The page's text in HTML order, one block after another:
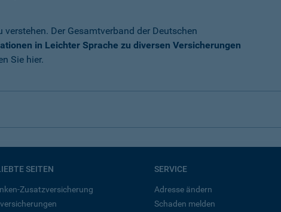
Der Gesamtverband der Deutschen
in Leichter Sprache zu diversen Versicherungen
Sie hier.
SEITEN
Zusatzversicherung
SERVICE
Adresse ändern
Schaden melden